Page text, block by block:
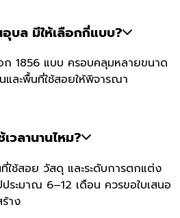
บล มีให้เลือกกี่แบบ?
ก 1856 แบบ ครอบคลุมหลายขนาด
ละพื้นที่ใช้สอยให้พิจารณา
เวลานานไหม?
ช้สอย วัสดุ และระดับการตกแต่ง
ประมาณ 6–12 เดือน ควรขอใบเสนอ
าง